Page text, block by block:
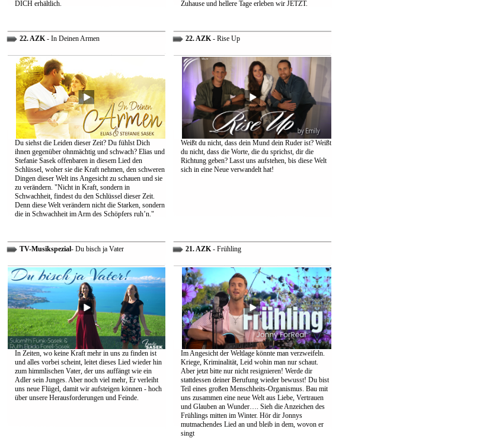
DICH erhältlich.
Zuhause und hellere Tage erleben wir JETZT.
22. AZK- In Deinen Armen
Du siehst die Leiden dieser Zeit? Du fühlst Dich
ihnen gegenüber ohnmächtig und schwach? Elias und
Stefanie Sasek offenbaren in diesem Lied den
Schlüssel, woher sie die Kraft nehmen, den schweren
Dingen dieser Welt ins Angesicht zu schauen und sie
zu verändern. "Nicht in Kraft, sondern in
Schwachheit, findest du den Schlüssel dieser Zeit.
Denn diese Welt verändern nicht die Starken, sondern
die in Schwachheit im Arm des Schöpfers ruh’n."
22. AZK- Rise Up
Weißt du nicht, dass dein Mund dein Ruder ist? Weißt
du nicht, dass die Worte, die du sprichst, dir die
Richtung geben? Lasst uns aufstehen, bis diese Welt
sich in eine Neue verwandelt hat!
TV-Musikspezial- Du bisch ja Vater
In Zeiten, wo keine Kraft mehr in uns zu finden ist
und alles vorbei scheint, leitet dieses Lied wieder hin
zum himmlischen Vater, der uns auffängt wie ein
Adler sein Junges. Aber noch viel mehr, Er verleiht
uns neue Flügel, damit wir aufsteigen können - hoch
über unsere Herausforderungen und Feinde.
21. AZK- Frühling
Im Angesicht der Weltlage könnte man verzweifeln.
Kriege, Kriminalität, Leid wohin man nur schaut.
Aber jetzt bitte nur nicht resignieren! Werde dir
stattdessen deiner Berufung wieder bewusst! Du bist
Teil eines großen Menschheits-Organismus. Bau mit
uns zusammen eine neue Welt aus Liebe, Vertrauen
und Glauben an Wunder…. Sieh die Anzeichen des
Frühlings mitten im Winter. Hör dir Jonnys
mutmachendes Lied an und bleib in dem, wovon er
singt